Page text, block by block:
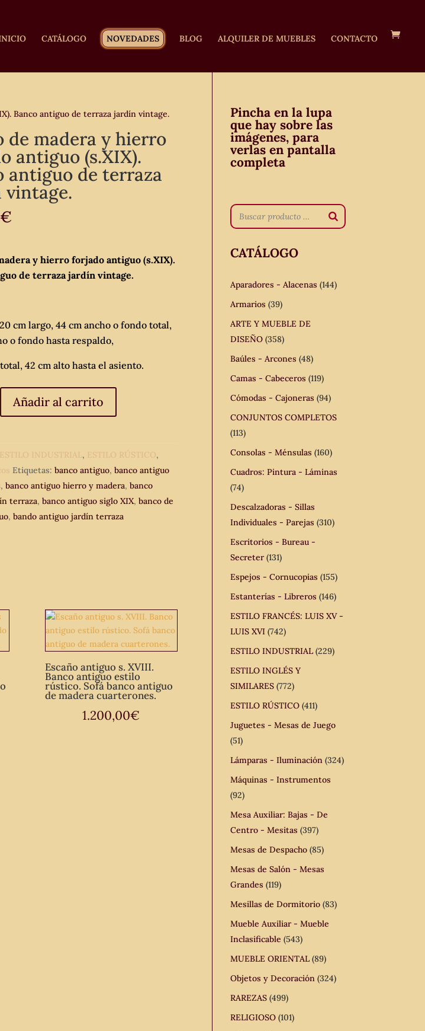
CATÁLOGO NOVEDADES BLOG ALQUILER DE MUEBLES CONTACTO
Banco antiguo de terraza jardín vintage.
de madera y hierro
antiguo (s.XIX).
antiguo de terraza
€
y hierro forjado antiguo (s.XIX).
de terraza jardín vintage.
cm largo, 44 cm ancho o fondo total,
o fondo hasta respaldo,
42 cm alto hasta el asiento.
Añadir al carrito
ESTILO INDUSTRIAL, ESTILO RÚSTICO,
Etiquetas:banco antiguo,banco antiguo
,banco antiguo hierro y madera,banco
terraza,banco antiguo siglo XIX,banco de
,bando antiguo jardín terraza
Escaño antiguo s. XVIII.
Banco antiguo estilo
rústico. Sofá banco antiguo
de madera cuarterones.
1.200,00€
Pincha en la lupa
que hay sobre las
imágenes, para
verlas en pantalla
completa
CATÁLOGO
Aparadores - Alacenas (144)
Armarios (39)
ARTE Y MUEBLE DE
DISEÑO (358)
Baúles - Arcones (48)
Camas - Cabeceros (119)
Cómodas - Cajoneras (94)
CONJUNTOS COMPLETOS
(113)
Consolas - Ménsulas (160)
Cuadros: Pintura - Láminas
(74)
Descalzadoras - Sillas
Individuales - Parejas (310)
Escritorios - Bureau -
Secreter (131)
Espejos - Cornucopias (155)
Estanterías - Libreros (146)
ESTILO FRANCÉS: LUIS XV -
LUIS XVI (742)
ESTILO INDUSTRIAL (229)
ESTILO INGLÉS Y
SIMILARES (772)
ESTILO RÚSTICO (411)
Juguetes - Mesas de Juego
(51)
Lámparas - Iluminación (324)
Máquinas - Instrumentos
(92)
Mesa Auxiliar: Bajas - De
Centro - Mesitas (397)
Mesas de Despacho (85)
Mesas de Salón - Mesas
Grandes (119)
Mesillas de Dormitorio (83)
Mueble Auxiliar - Mueble
Inclasificable (543)
MUEBLE ORIENTAL (89)
Objetos y Decoración (324)
RAREZAS (499)
RELIGIOSO (101)